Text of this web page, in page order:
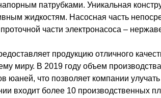
патрубками. Уникальная
жидкостям. Насосная часть
части электронасоса –
продукцию отличного
миру. В 2019 году объем
юаней, что позволяет компании
входит более 10 производственных